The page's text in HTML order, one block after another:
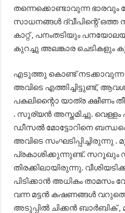
തന്നെക്കൊണ്ടാവുന്ന ഭാരവും
സാധനങ്ങൾ ദ്വീപിന്റെ്
കാറ്റ് , പനംതടിയും
കുറച്ചു അലങ്കാര ചെടികളും
എടുത്തു കൊണ്ട് നടക്കാവുന്ന
അവിടെ എത്തിച്ചിട്ടുണ്ട്,
പകലിന്റെൊ യാത്ര ക്ഷീണം
. സൂര്യൻ അസ്തമിച്ചു.
ഡീസൽ മോട്ടോറിനെ
അവിടെ
പ്രകാശിക്കുന്നുണ്ട്. സറൂഖും
തിരക്കിലായിരുന്നു.
പിടിക്കാൻ അധികം താമസം
വന്ന മട്ടൻ കഷണങ്ങൾ
അടുപ്പിൽ ചിക്കൻ ബാർബിക് ,